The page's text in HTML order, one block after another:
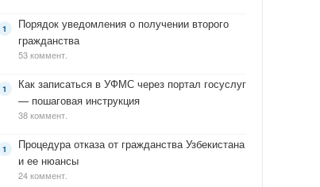
Порядок уведомления о получении второго
гражданства
53 коммент.
Как записаться в УФМС через портал госуслуг
— пошаговая инструкция
38 коммент.
Процедура отказа от гражданства Узбекистана
и ее нюансы
24 коммент.